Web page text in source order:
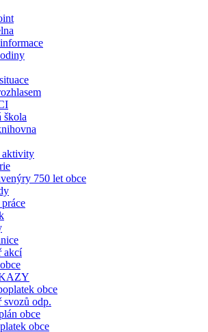
škola
aktivity
750 let obce
akcí
obce
svozů odp.
obce
obce